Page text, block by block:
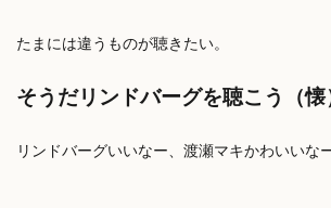
たまには違うものが聴きたい。
そうだリンドバーグを聴こう（懐
リンドバーグいいなー、渡瀬マキかわいいな